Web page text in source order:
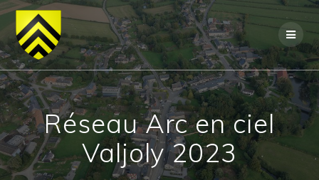
Skip
content
Réseau Arc en ciel
Valjoly 2023